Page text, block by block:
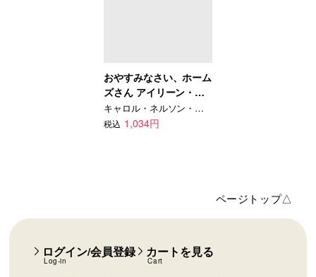
おやすみなさい、ホーム
ズさん アイリーン・ア
ドラーの冒険 上
キャロル・ネルソン・ダグラス
税込 1,034円
ページトップ△
ログイン/会員登録
Log-in
カートを見る
Cart